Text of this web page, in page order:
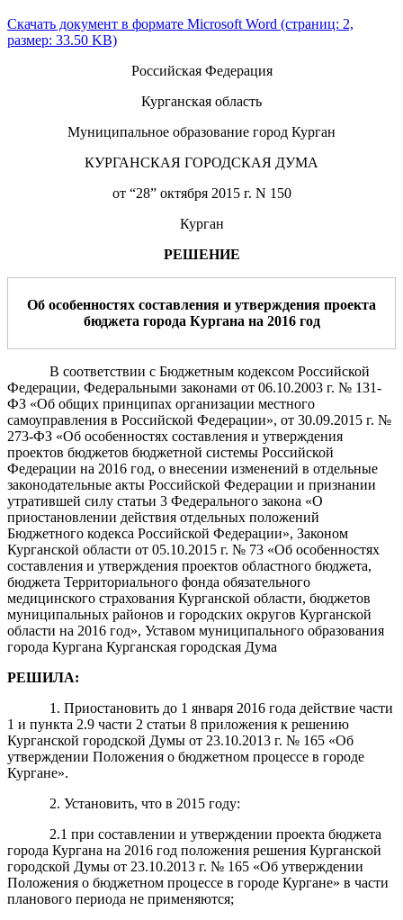
Скачать документ в формате Microsoft Word (страниц: 2,
размер: 33.50 KB)
Российская Федерация
Курганская область
Муниципальное образование город Курган
КУРГАНСКАЯ ГОРОДСКАЯ ДУМА
от “28” октября 2015 г. N 150
Курган
РЕШЕНИЕ
Об особенностях составления и утверждения проекта
бюджета города Кургана на 2016 год
В соответствии с Бюджетным кодексом Российской
Федерации, Федеральными законами от 06.10.2003 г. № 131-
ФЗ «Об общих принципах организации местного
самоуправления в Российской Федерации», от 30.09.2015 г. №
273-ФЗ «Об особенностях составления и утверждения
проектов бюджетов бюджетной системы Российской
Федерации на 2016 год, о внесении изменений в отдельные
законодательные акты Российской Федерации и признании
утратившей силу статьи 3 Федерального закона «О
приостановлении действия отдельных положений
Бюджетного кодекса Российской Федерации», Законом
Курганской области от 05.10.2015 г. № 73 «Об особенностях
составления и утверждения проектов областного бюджета,
бюджета Территориального фонда обязательного
медицинского страхования Курганской области, бюджетов
муниципальных районов и городских округов Курганской
области на 2016 год», Уставом муниципального образования
города Кургана Курганская городская Дума
РЕШИЛА:
1. Приостановить до 1 января 2016 года действие части
1 и пункта 2.9 части 2 статьи 8 приложения к решению
Курганской городской Думы от 23.10.2013 г. № 165 «Об
утверждении Положения о бюджетном процессе в городе
Кургане».
2. Установить, что в 2015 году:
2.1 при составлении и утверждении проекта бюджета
города Кургана на 2016 год положения решения Курганской
городской Думы от 23.10.2013 г. № 165 «Об утверждении
Положения о бюджетном процессе в городе Кургане» в части
планового периода не применяются;